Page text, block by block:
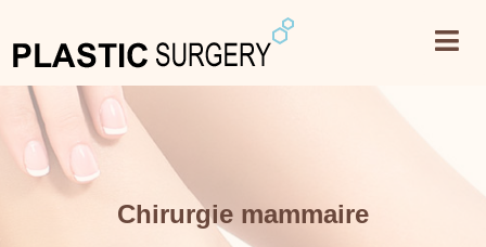
Chirurgie mammaire